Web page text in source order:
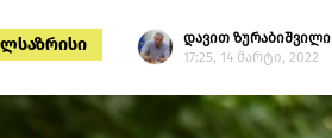
დავით ზურაბიშვილი
17:25, 14 მარტი, 2022